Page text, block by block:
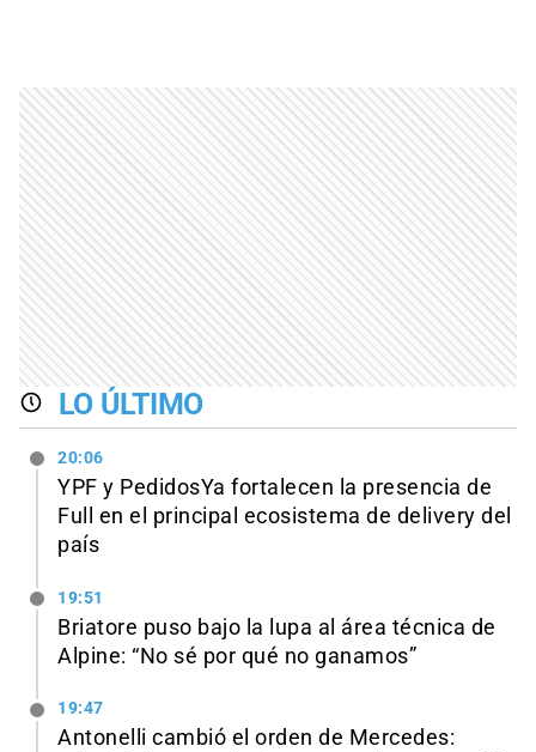
LO ÚLTIMO
20:06
YPF y PedidosYa fortalecen la presencia de
Full en el principal ecosistema de delivery del
país
19:51
Briatore puso bajo la lupa al área técnica de
Alpine: “No sé por qué no ganamos”
19:47
Antonelli cambió el orden de Mercedes: